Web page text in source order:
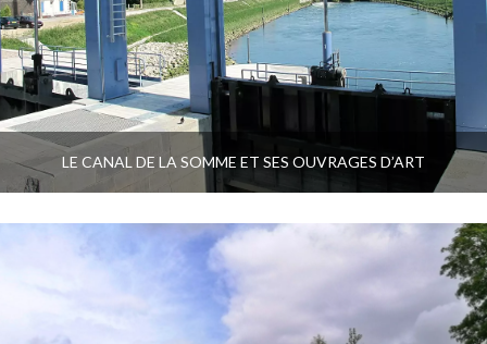
LE CANAL DE LA SOMME ET SES OUVRAGES D’ART